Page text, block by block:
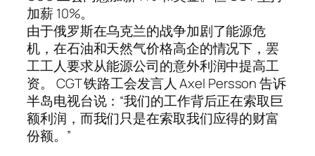
加薪 10%。
由于俄罗斯在乌克兰的战争加剧了能源危
机，在石油和天然气价格高企的情况下，罢
工工人要求从能源公司的意外利润中提高工
资。 CGT 铁路工会发言人 Axel Persson 告诉
半岛电视台说：“我们的工作背后正在索取巨
额利润，而我们只是在索取我们应得的财富
份额。”